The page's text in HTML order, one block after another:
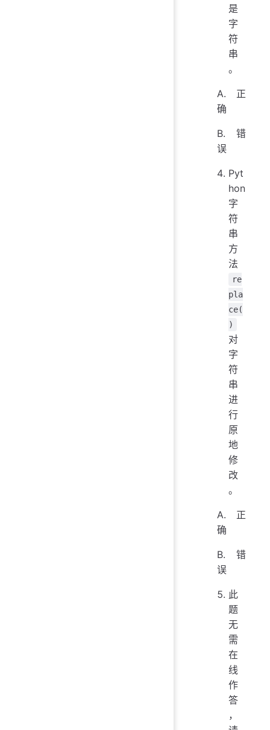
是
字
符
串
。
A. 正
确
B. 错
误
Pyt
hon
字
符
串
方
法
re
pla
ce(
)
对
字
符
串
进
行
原
地
修
改
。
A. 正
确
B. 错
误
此
题
无
需
在
线
作
答
，